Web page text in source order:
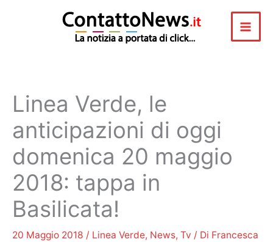
Linea Verde, le
anticipazioni di oggi
domenica 20 maggio
2018: tappa in
Basilicata!
20 Maggio 2018 / Linea Verde, News, Tv / Di Francesca